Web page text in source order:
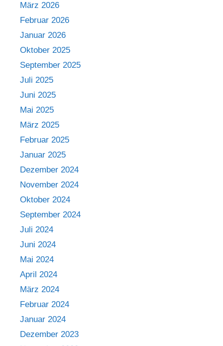
März 2026
Februar 2026
Januar 2026
Oktober 2025
September 2025
Juli 2025
Juni 2025
Mai 2025
März 2025
Februar 2025
Januar 2025
Dezember 2024
November 2024
Oktober 2024
September 2024
Juli 2024
Juni 2024
Mai 2024
April 2024
März 2024
Februar 2024
Januar 2024
Dezember 2023